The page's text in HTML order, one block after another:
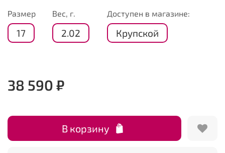
Размер
17
Вес, г.
2.02
Доступен в магазине:
Крупской
38 590 ₽
В корзину